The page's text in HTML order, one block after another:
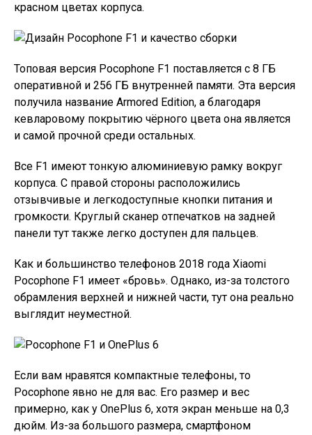
красном цветах корпуса.
Топовая версия Pocophone F1 поставляется с 8 ГБ
оперативной и 256 ГБ внутренней памяти. Эта версия
получила название Armored Edition, а благодаря
кевларовому покрытию чёрного цвета она является
и самой прочной среди остальных.
Все F1 имеют тонкую алюминиевую рамку вокруг
корпуса. С правой стороны расположились
отзывчивые и легкодоступные кнопки питания и
громкости. Круглый сканер отпечатков на задней
панели тут также легко доступен для пальцев.
Как и большинство телефонов 2018 года Xiaomi
Pocophone F1 имеет «бровь». Однако, из-за толстого
обрамления верхней и нижней части, тут она реально
выглядит неуместной.
Если вам нравятся компактные телефоны, то
Pocophone явно не для вас. Его размер и вес
примерно, как у OnePlus 6, хотя экран меньше на 0,3
дюйм. Из-за большого размера, смартфоном